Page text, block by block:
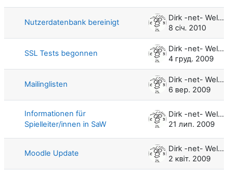
Nutzerdatenbank bereinigt
Dirk -net- Weller
8 січ. 2010
SSL Tests begonnen
Dirk -net- Weller
4 груд. 2009
Mailinglisten
Dirk -net- Weller
6 вер. 2009
Informationen für
Spielleiter/innen in SaW
Dirk -net- Weller
21 лип. 2009
Moodle Update
Dirk -net- Weller
2 квіт. 2009